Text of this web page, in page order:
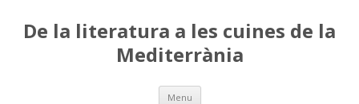
De la literatura a les cuines de la
Mediterrània
Menu Skip